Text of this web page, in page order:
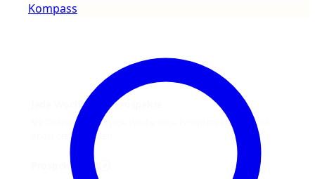
Jede Woche neue Prospekte
Mit Online Prospekt jede Woche neue Prospekte blättern und
Angebote entdecken.
Prospekt-Welt
Kompass